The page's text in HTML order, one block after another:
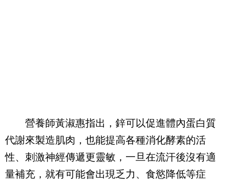
營養師黃淑惠指出，鋅可以促進體內蛋白質
代謝來製造肌肉，也能提高各種消化酵素的活
性、刺激神經傳遞更靈敏，一旦在流汗後沒有適
量補充，就有可能會出現乏力、食慾降低等症